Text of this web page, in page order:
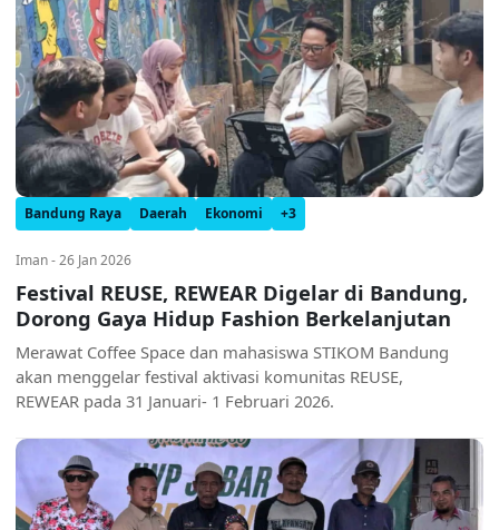
Bandung Raya Daerah Ekonomi +3
Iman - 26 Jan 2026
Festival REUSE, REWEAR Digelar di Bandung,
Dorong Gaya Hidup Fashion Berkelanjutan
Merawat Coffee Space dan mahasiswa STIKOM Bandung
akan menggelar festival aktivasi komunitas REUSE,
REWEAR pada 31 Januari- 1 Februari 2026.